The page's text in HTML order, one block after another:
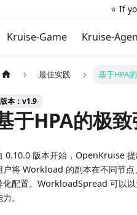
⭐️ If
Kruise-Game Kruise-
最佳实践 基于HPA
版本：v1.9
于HPA的极
0.10.0 版本开始，OpenKruise
户将 Workload 的副本在不同节
化配置。WorkloadSpread 可以
。